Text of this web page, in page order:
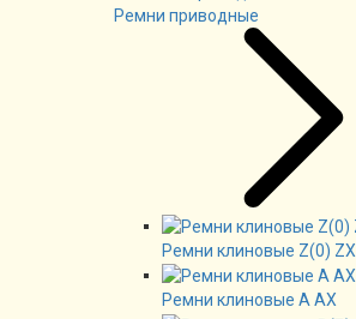
Ремни приводные
Ремни клиновые Z(0) ZX
Ремни клиновые А AX